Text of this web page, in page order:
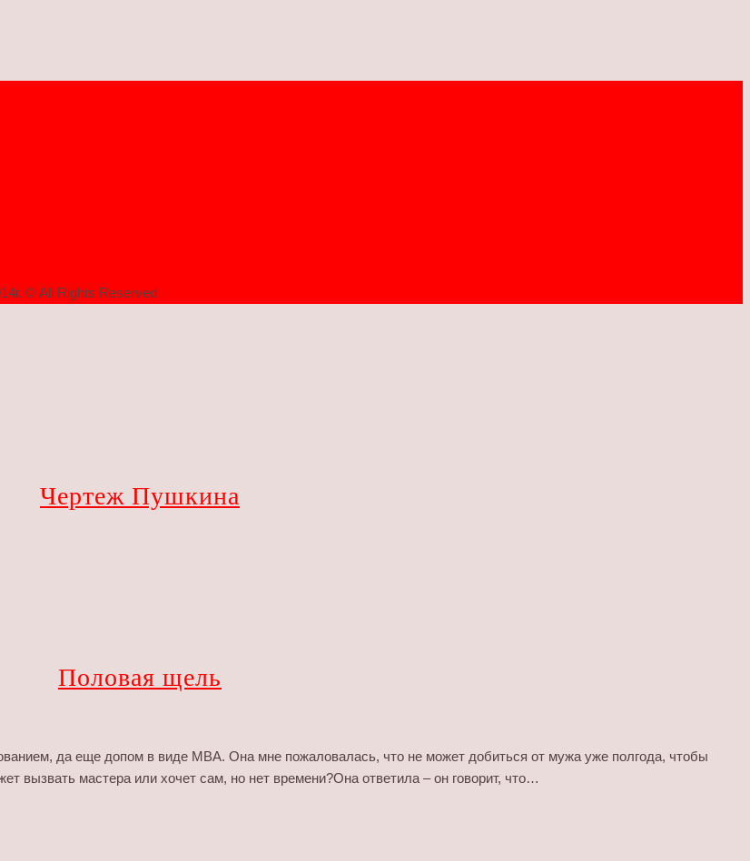
© All Rights Reserved
Чертеж Пушкина
Половая щель
да еще допом в виде МВА. Она мне пожаловалась, что не может добиться от мужа уже полгода, чтобы
мастера или хочет сам, но нет времени?Она ответила – он говорит, что…